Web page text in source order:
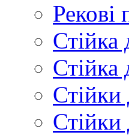
Рекові
Стійка
Стійка
Стійки
Стійки